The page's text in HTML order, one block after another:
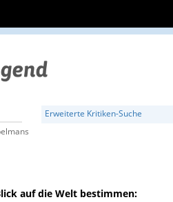
Erweiterte Kritiken-Suche
auf die Welt bestimmen: